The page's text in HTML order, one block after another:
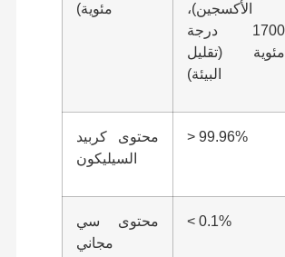
مئوية)
الأكسجين)،
1700 درجة
مئوية (تقليل
محتوى كربيد
السيليكون
> 99.96%
محتوى سي
مجاني
< 0.1%